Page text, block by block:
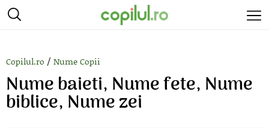
Copilul.ro / Nume Copii
Nume baieti, Nume fete, Nume
biblice, Nume zei